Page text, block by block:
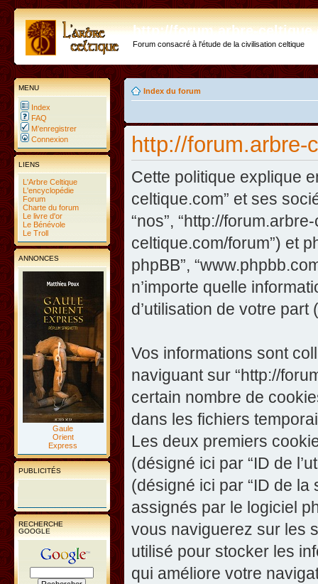
http://forum.arbre-
Forum consacré à l'étude de la civilisation celtique
MENU
Index
FAQ
M’enregistrer
Connexion
LIENS
L'Arbre Celtique
L'encyclopédie
Forum
Charte du forum
Le livre d'or
Le Bénévole
Le Troll
ANNONCES
Gaule
Orient
Express
PUBLICITÉS
RECHERCHE
GOOGLE
Index du forum
http://forum.arbre-
Cette politique explique
celtique.com” et ses
“nos”, “http://
celtique.com/forum”) et
phpBB”,
n’importe quelle
d’utilisation de votre part
Vos informations sont
naviguant sur “http://
certain nombre de
dans les fichiers
Les deux premiers
(désigné ici par “ID de
(désigné ici par “ID de
assignés par le logiciel
vous naviguerez sur les
utilisé pour stocker les
qui améliore votre